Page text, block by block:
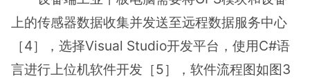
上的传感器数据收集并发送至远程数据服务中心
［4］，选择Visual Studio开发平台，使用C#语
言进行上位机软件开发［5］，软件流程图如图3